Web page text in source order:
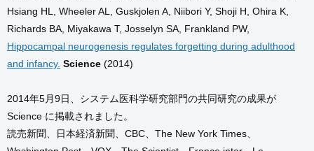
Hsiang HL, Wheeler AL, Guskjolen A, Niibori Y, Shoji H, Ohira K,
Richards BA, Miyakawa T, Josselyn SA, Frankland PW,
Hippocampal neurogenesis regulates forgetting during adulthood
and infancy. Science (2014)
2014年5月9日、システム医科学研究部門の共同研究の成果が
Science に掲載されました。
読売新聞、日本経済新聞、CBC、The New York Times、